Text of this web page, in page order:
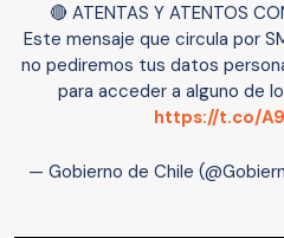
🔴 ATENTAS Y ATENTOS
Este mensaje que circula por
no pediremos tus datos
para acceder a alguno de
https://t.co/
— Gobierno de Chile